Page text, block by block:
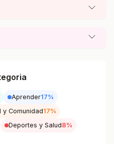
Aprender17%
y Comunidad17%
Deportes y Salud8%